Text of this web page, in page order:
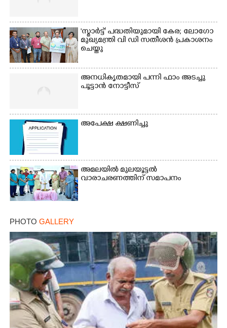
'സ്മാർട്ട്' പദ്ധതിയുമായി കേര; ലോഗോ
മുഖ്യമന്ത്രി വി ഡി സതീശൻ പ്രകാശനം
ചെയ്തു
അനധികൃതമായി പന്നി ഫാം അടച്ചു
പൂട്ടാൻ നോട്ടീസ്
അപേക്ഷ ക്ഷണിച്ചു
അമലയിൽ മുലയൂട്ടൽ
വാരാചരണത്തിന് സമാപനം
PHOTO GALLERY
×
Share this link